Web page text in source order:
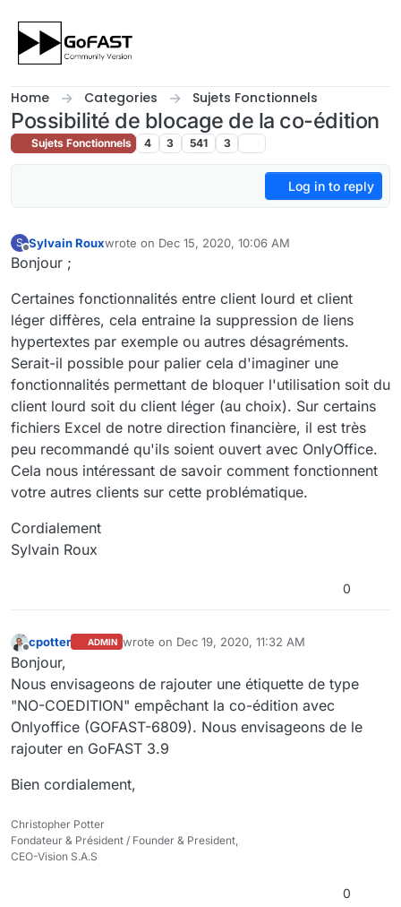
Home Categories Sujets Fonctionnels
Possibilité de blocage de la co-édition
Sujets Fonctionnels 4 3 541 3
Log in to reply
S
Offline
Sylvain Rouxwrote on Dec 15, 2020, 10:06 AM
last edited by
Bonjour ;
Certaines fonctionnalités entre client lourd et client
léger diffères, cela entraine la suppression de liens
hypertextes par exemple ou autres désagréments.
Serait-il possible pour palier cela d'imaginer une
fonctionnalités permettant de bloquer l'utilisation soit du
client lourd soit du client léger (au choix). Sur certains
fichiers Excel de notre direction financière, il est très
peu recommandé qu'ils soient ouvert avec OnlyOffice.
Cela nous intéressant de savoir comment fonctionnent
votre autres clients sur cette problématique.
Cordialement
Sylvain Roux
0
Offline
cpotter ADMIN wrote on Dec 19, 2020, 11:32 AM
last edited by
Bonjour,
Nous envisageons de rajouter une étiquette de type
"NO-COEDITION" empêchant la co-édition avec
Onlyoffice (GOFAST-6809). Nous envisageons de le
rajouter en GoFAST 3.9
Bien cordialement,
Christopher Potter
Fondateur & Président / Founder & President,
CEO-Vision S.A.S
0